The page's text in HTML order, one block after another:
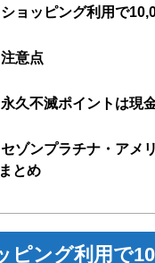
ショッピング利用で
注意点
永久不滅ポイントは現
セゾンプラチナ・アメ
とめ
ピング利用で